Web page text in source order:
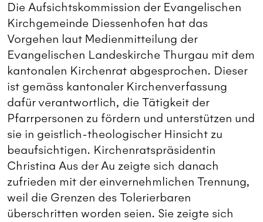
Die Aufsichtskommission der Evangelischen
Kirchgemeinde Diessenhofen hat das
Vorgehen laut Medienmitteilung der
Evangelischen Landeskirche Thurgau mit dem
kantonalen Kirchenrat abgesprochen. Dieser
ist gemäss kantonaler Kirchenverfassung
dafür verantwortlich, die Tätigkeit der
Pfarrpersonen zu fördern und unterstützen und
sie in geistlich-theologischer Hinsicht zu
beaufsichtigen. Kirchenratspräsidentin
Christina Aus der Au zeigte sich danach
zufrieden mit der einvernehmlichen Trennung,
weil die Grenzen des Tolerierbaren
überschritten worden seien. Sie zeigte sich